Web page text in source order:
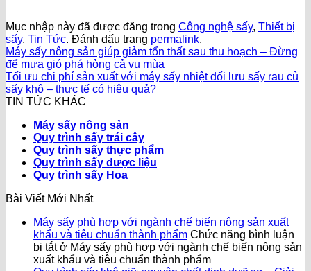
Mục nhập này đã được đăng trong Công nghệ sấy, Thiết bị
sấy, Tin Tức. Đánh dấu trang permalink.
Máy sấy nông sản giúp giảm tổn thất sau thu hoạch – Đừng
để mưa gió phá hỏng cả vụ mùa
Tối ưu chi phí sản xuất với máy sấy nhiệt đối lưu sấy rau củ
sấy khô – thực tế có hiệu quả?
TIN TỨC KHÁC
Máy sấy nông sản
Quy trình sấy trái cây
Quy trình sấy thực phẩm
Quy trình sấy dược liệu
Quy trình sấy Hoa
Bài Viết Mới Nhất
Máy sấy phù hợp với ngành chế biến nông sản xuất
khẩu và tiêu chuẩn thành phẩm Chức năng bình luận
bị tắtở Máy sấy phù hợp với ngành chế biến nông sản
xuất khẩu và tiêu chuẩn thành phẩm